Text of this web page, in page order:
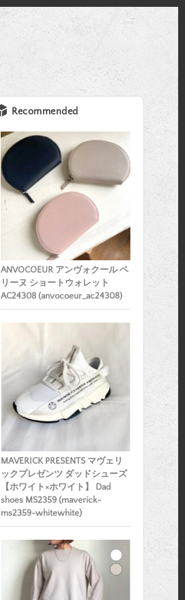
Recommended
ANVOCOEUR アンヴォクール ペ
リーヌ ショートウォレット
AC24308 (anvocoeur_ac24308)
MAVERICK PRESENTS マヴェリ
ックプレゼンツ ダッドシューズ
【ホワイト×ホワイト】 Dad
shoes MS2359 (maverick-
ms2359-whitewhite)